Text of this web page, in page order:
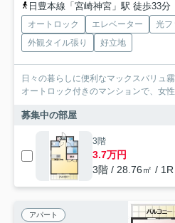
日豊本線「宮崎神宮」駅 徒歩33分
オートロック エレベーター 光フ
外観タイル張り
好立地
日々の暮らしに便利なマックスバリュ
オートロック付きのマンションで、女
募集中の部屋
3階
3.7万円
3階 / 28.76㎡ / 1R
アパート